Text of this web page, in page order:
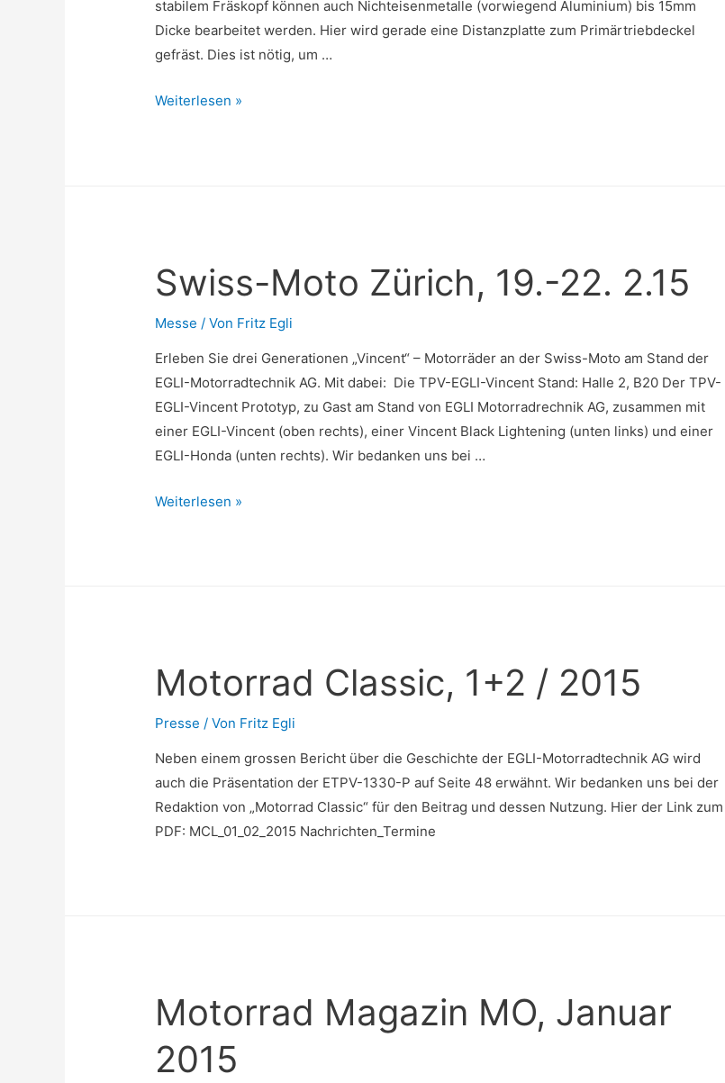
stabilem Fräskopf können auch Nichteisenmetalle (vorwiegend Aluminium) bis 15mm
Dicke bearbeitet werden. Hier wird gerade eine Distanzplatte zum Primärtriebdeckel
gefräst. Dies ist nötig, um …
Werkstatt,
Weiterlesen »
Swiss-Moto Zürich, 19.-22. 2.15
Messe / Von Fritz Egli
Erleben Sie drei Generationen „Vincent“ – Motorräder an der Swiss-Moto am Stand der
EGLI-Motorradtechnik AG. Mit dabei: Die TPV-EGLI-Vincent Stand: Halle 2, B20 Der TPV-
EGLI-Vincent Prototyp, zu Gast am Stand von EGLI Motorradrechnik AG, zusammen mit
einer EGLI-Vincent (oben rechts), einer Vincent Black Lightening (unten links) und einer
EGLI-Honda (unten rechts). Wir bedanken uns bei …
Swiss-
Weiterlesen »
Motorrad Classic, 1+2 / 2015
Presse / Von Fritz Egli
Neben einem grossen Bericht über die Geschichte der EGLI-Motorradtechnik AG wird
auch die Präsentation der ETPV-1330-P auf Seite 48 erwähnt. Wir bedanken uns bei der
Redaktion von „Motorrad Classic“ für den Beitrag und dessen Nutzung. Hier der Link zum
PDF: MCL_01_02_2015 Nachrichten_Termine
Motorrad Magazin MO, Januar
2015